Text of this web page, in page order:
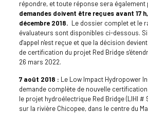
répondre, et toute réponse sera également
demandes doivent être reçues avant 17 h,
décembre 2018. Le dossier complet et le
évaluateurs sont disponibles ci-dessous.
d'appel n'est reçue et que la décision
de certification du projet Red Bridge
26 mars 2022.
7 août 2018 : Le Low Impact Hydropower
demande complète de nouvelle
le projet hydroélectrique Red Bridge (LIHI #
sur la rivière Chicopee, dans le centre du